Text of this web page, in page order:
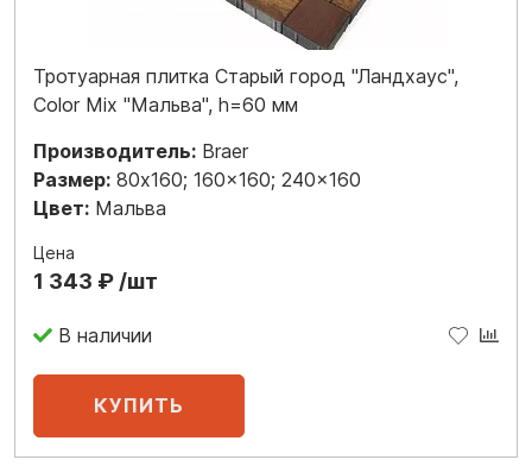
Тротуарная плитка Старый город "Ландхаус",
Color Mix "Мальва", h=60 мм
Производитель: Braer
Размер: 80x160; 160x160; 240x160
Цвет: Мальва
Цена
1 343 ₽ /шт
В наличии